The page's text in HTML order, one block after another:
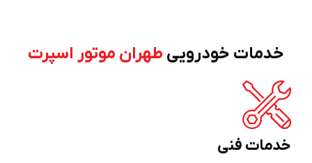
خدمات خودرویی طهران موتور اسپرت
خدمات فنی